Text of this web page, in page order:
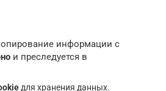
информации с
и преследуется в
для хранения данных.